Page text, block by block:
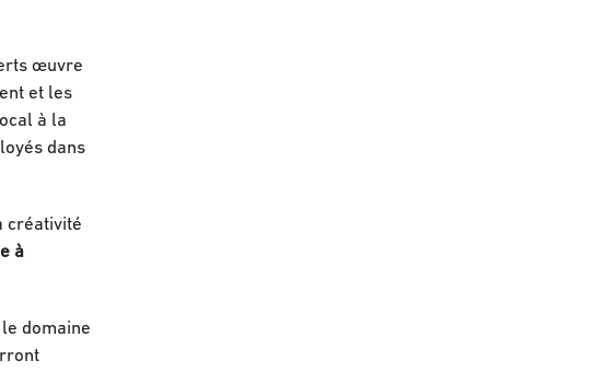
œuvre
et les
à la
dans
créativité
à
domaine